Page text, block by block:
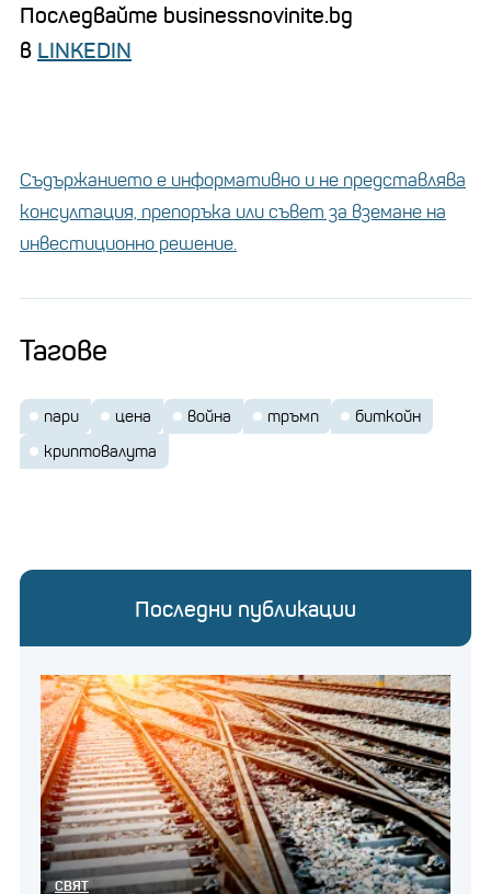
Последвайте businessnovinite.bg
в LINKEDIN
Съдържанието е информативно и не представлява
консултация, препоръка или съвет за вземане на
инвестиционно решение.
Тагове
пари цена война тръмп
биткойн
криптовалута
Последни публикации
СВЯТ